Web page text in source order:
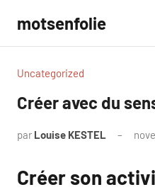
contenu
motsenfolie
Uncategorized
Créer avec du
par Louise KESTEL
Créer son